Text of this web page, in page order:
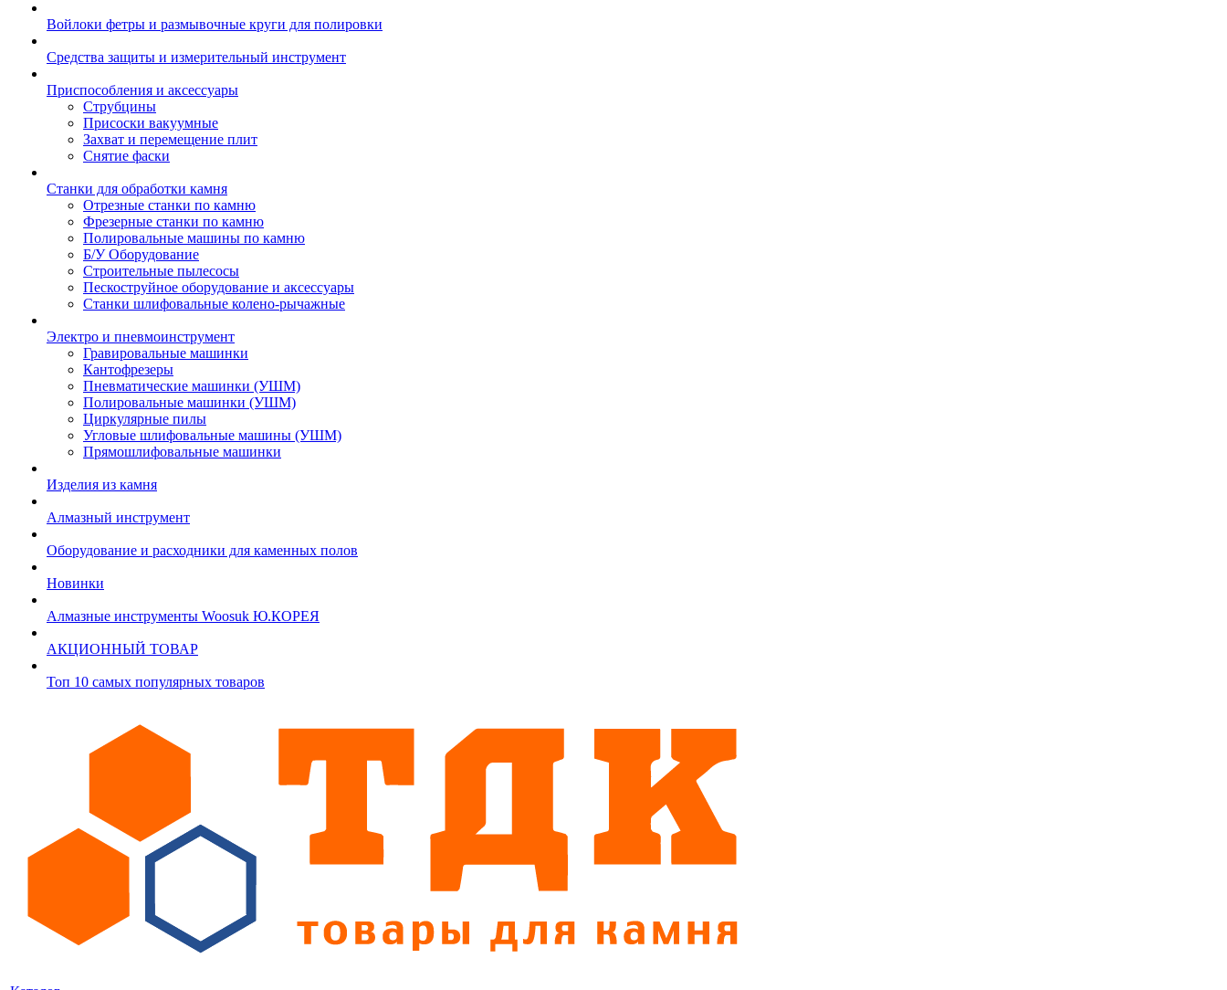
Войлоки фетры и размывочные круги для полировки
Средства защиты и измерительный инструмент
Приспособления и аксессуары
Струбцины
Присоски вакуумные
Захват и перемещение плит
Снятие фаски
Станки для обработки камня
Отрезные станки по камню
Фрезерные станки по камню
Полировальные машины по камню
Б/У Оборудование
Строительные пылесосы
Пескоструйное оборудование и аксессуары
Станки шлифовальные колено-рычажные
Электро и пневмоинструмент
Гравировальные машинки
Кантофрезеры
Пневматические машинки (УШМ)
Полировальные машинки (УШМ)
Циркулярные пилы
Угловые шлифовальные машины (УШМ)
Прямошлифовальные машинки
Изделия из камня
Алмазный инструмент
Оборудование и расходники для каменных полов
Новинки
Алмазные инструменты Woosuk Ю.КОРЕЯ
АКЦИОННЫЙ ТОВАР
Топ 10 самых популярных товаров